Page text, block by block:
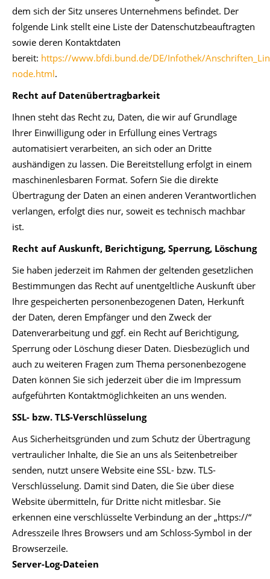
dem sich der Sitz unseres Unternehmens befindet. Der
folgende Link stellt eine Liste der Datenschutzbeauftragten
sowie deren Kontaktdaten
bereit: https://www.bfdi.bund.de/DE/Infothek/
node.html.
Recht auf Datenübertragbarkeit
Ihnen steht das Recht zu, Daten, die wir auf Grundlage
Ihrer Einwilligung oder in Erfüllung eines Vertrags
automatisiert verarbeiten, an sich oder an Dritte
aushändigen zu lassen. Die Bereitstellung erfolgt in einem
maschinenlesbaren Format. Sofern Sie die direkte
Übertragung der Daten an einen anderen Verantwortlichen
verlangen, erfolgt dies nur, soweit es technisch machbar
ist.
Recht auf Auskunft, Berichtigung, Sperrung, Löschung
Sie haben jederzeit im Rahmen der geltenden gesetzlichen
Bestimmungen das Recht auf unentgeltliche Auskunft über
Ihre gespeicherten personenbezogenen Daten, Herkunft
der Daten, deren Empfänger und den Zweck der
Datenverarbeitung und ggf. ein Recht auf Berichtigung,
Sperrung oder Löschung dieser Daten. Diesbezüglich und
auch zu weiteren Fragen zum Thema personenbezogene
Daten können Sie sich jederzeit über die im Impressum
aufgeführten Kontaktmöglichkeiten an uns wenden.
SSL- bzw. TLS-Verschlüsselung
Aus Sicherheitsgründen und zum Schutz der Übertragung
vertraulicher Inhalte, die Sie an uns als Seitenbetreiber
senden, nutzt unsere Website eine SSL- bzw. TLS-
Verschlüsselung. Damit sind Daten, die Sie über diese
Website übermitteln, für Dritte nicht mitlesbar. Sie
erkennen eine verschlüsselte Verbindung an der „https://“
Adresszeile Ihres Browsers und am Schloss-Symbol in der
Browserzeile.
Server-Log-Dateien